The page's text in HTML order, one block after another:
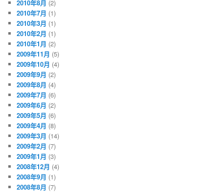
2010年8月 (2)
2010年7月 (1)
2010年3月 (1)
2010年2月 (1)
2010年1月 (2)
2009年11月 (5)
2009年10月 (4)
2009年9月 (2)
2009年8月 (4)
2009年7月 (6)
2009年6月 (2)
2009年5月 (6)
2009年4月 (8)
2009年3月 (14)
2009年2月 (7)
2009年1月 (3)
2008年12月 (4)
2008年9月 (1)
2008年8月 (7)